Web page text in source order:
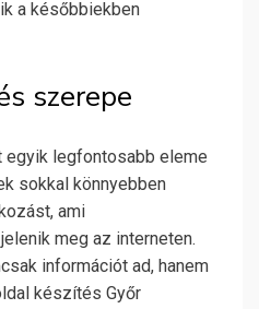
a későbbiekben
szerepe
legfontosabb eleme
sokkal könnyebben
ami
meg az interneten.
információt ad, hanem
készítés Győr